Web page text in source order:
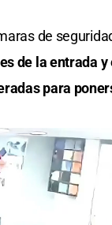
de
de la entrada
para